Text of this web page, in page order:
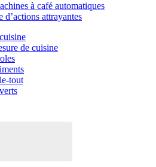
à café automatiques
attrayantes
de cuisine
tout